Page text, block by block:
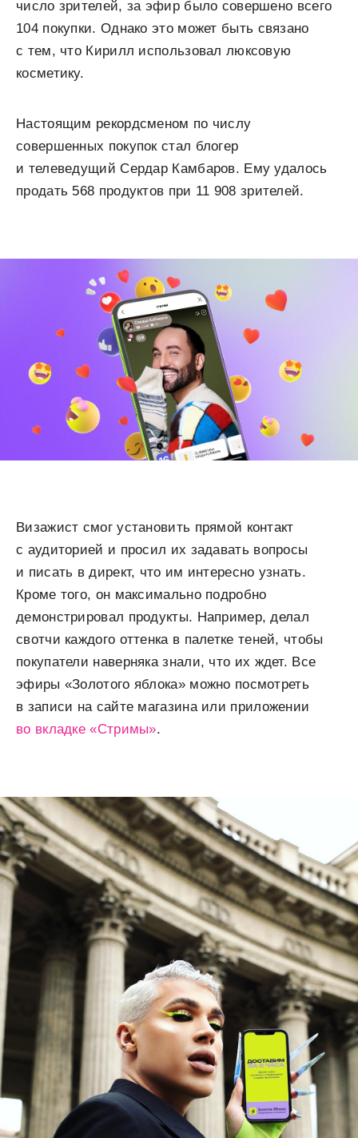
число зрителей, за эфир было совершено всего
104 покупки. Однако это может быть связано
с тем, что Кирилл использовал люксовую
косметику.
Настоящим рекордсменом по числу
совершенных покупок стал блогер
и телеведущий Сердар Камбаров. Ему удалось
продать 568 продуктов при 11 908 зрителей.
Визажист смог установить прямой контакт
с аудиторией и просил их задавать вопросы
и писать в директ, что им интересно узнать.
Кроме того, он максимально подробно
демонстрировал продукты. Например, делал
свотчи каждого оттенка в палетке теней, чтобы
покупатели наверняка знали, что их ждет. Все
эфиры «Золотого яблока» можно посмотреть
в записи на сайте магазина или приложении
во вкладке «Стримы».